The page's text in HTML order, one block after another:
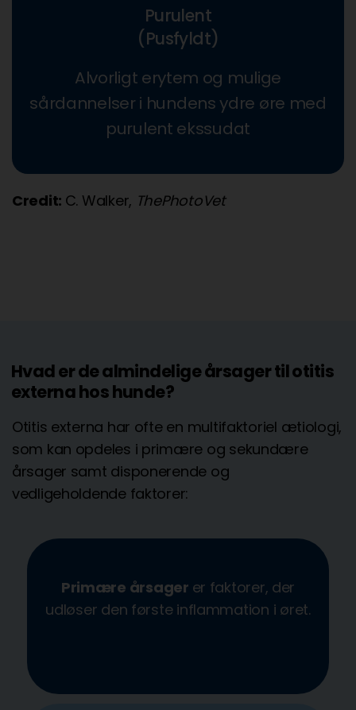
Purulent
(Pusfyldt)
Alvorligt erytem og mulige
sårdannelser i hundens ydre øre med
purulent ekssudat
Credit: C. Walker, ThePhotoVet
Hvad er de almindelige årsager til otitis
externa hos hunde?
Otitis externa har ofte en multifaktoriel ætiologi,
som kan opdeles i primære og sekundære
årsager samt disponerende og
vedligeholdende faktorer:
Primære årsager er faktorer, der
udløser den første inflammation i øret.